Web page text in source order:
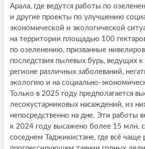
Арала, где ведутся работы по
и другие проекты по улучшению
экономической и экологической
на территории площадью 100
по озеленению, призванные
последствия пылевых бурь, ведущих к
регионе различных заболеваний,
экологию и на социально-
Только в 2025 году предполагается
лесокустарниковых насаждений, из
непосредственно на дне. Эти работы
к 2024 году высажено более 15 млн.
соседнем Таджикистане, где всё чаще